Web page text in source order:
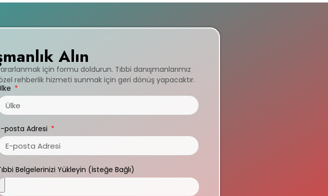
Alın
için formu doldurun. Tıbbi danışmanlarımız
rehberlik hizmeti sunmak için geri dönüş yapacaktır.
posta Adresi
Belgelerinizi Yükleyin (İsteğe Bağlı)